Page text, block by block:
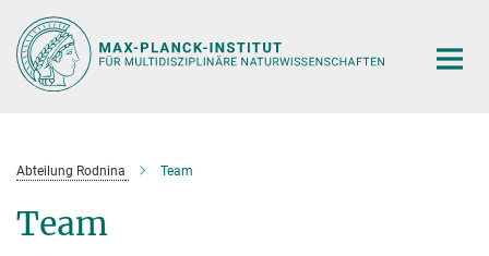
Hauptinhalt
Abteilung Rodnina Team
Team